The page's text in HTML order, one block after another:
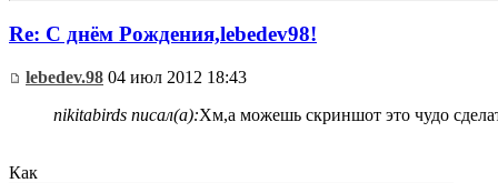
Re: С днём Рождения,lebedev98!
lebedev.98 04 июл 2012 18:43
nikitabirds писал(а):Хм,а можешь скриншот это чудо
Как